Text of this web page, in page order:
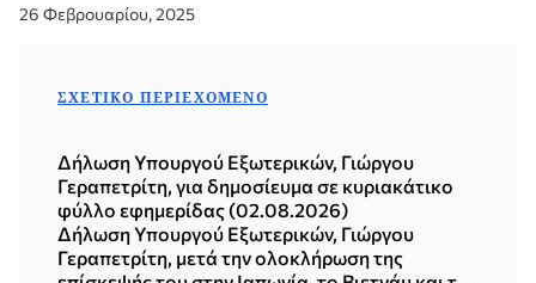
26 Φεβρουαρίου, 2025
ΣΧΕΤΙΚΌ ΠΕΡΙΕΧΌΜΕΝΟ
Δήλωση Υπουργού Εξωτερικών, Γιώργου
Γεραπετρίτη, για δημοσίευμα σε κυριακάτικο
φύλλο εφημερίδας (02.08.2026)
Δήλωση Υπουργού Εξωτερικών, Γιώργου
Γεραπετρίτη, μετά την ολοκλήρωση της